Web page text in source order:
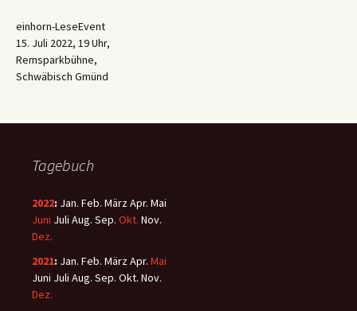
einhorn-LeseEvent
15. Juli 2022, 19 Uhr,
Remsparkbühne,
Schwäbisch Gmünd
Tagebuch
2022: Jan. Feb. MärzApr. Mai
Juni Juli Aug. Sep. Okt. Nov.
Dez.
2021: Jan. Feb. MärzApr. Mai
Juni Juli Aug. Sep. Okt. Nov.
Dez.